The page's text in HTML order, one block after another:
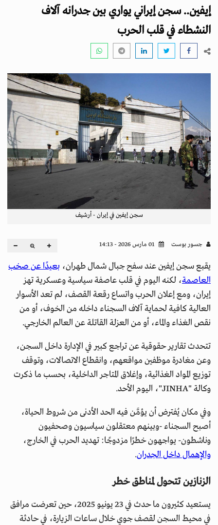
g
a
n
إيفين.. سجن إيراني يواري بين جدرانه آلاف
النشطاء في قلب الحرب
سجن إيفين في إيران - أرشيف
جسور بوست
يقبع سجن إيفين عند سفح جبال شمال طهران، بعيدًا عن صخب
العاصمة، لكنه اليوم في قلب عاصفة سياسية وعسكرية تهز
إيران، ومع إعلان الحرب واتساع رقعة القصف، لم تعد الأسوار
العالية كافية لحماية آلاف السجناء داخله من الخوف، أو من
نقص الغذاء والماء، أو من العزلة القاتلة عن العالم الخارجي.
تتحدث تقارير حقوقية عن تراجع كبير في الإدارة داخل السجن،
وعن مغادرة موظفين مواقعهم، وانقطاع الاتصالات، وتوقف
توزيع المواد الغذائية، وإغلاق المتاجر الداخلية، بحسب ما ذكرت
وكالة "JINHA"، اليوم الأحد.
وفي مكان يُفترض أن يؤمَّن فيه الحد الأدنى من شروط الحياة،
أصبح السجناء -وبينهم معتقلون سياسيون وصحفيون
وناشطون- يواجهون خطرًا مزدوجًا: تهديد الحرب في الخارج،
والإهمال داخل الجدران.
الزنازين تتحول لمناطق خطر
يستعيد كثيرون ما حدث في 23 يونيو 2025، حين تعرضت مرافق
في محيط السجن لقصف جوي خلال ساعات الزيارة، في حادثة